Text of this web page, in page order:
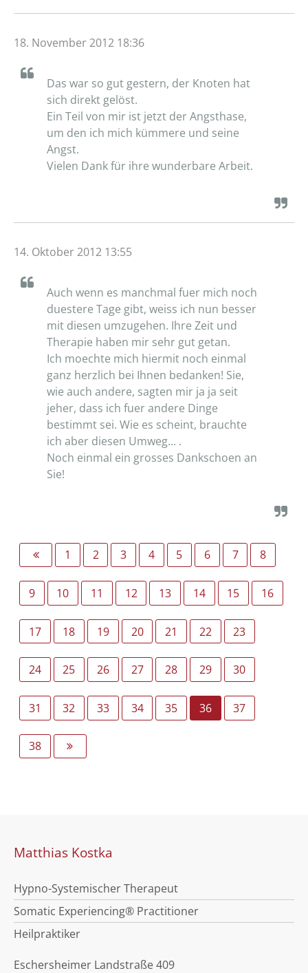
18. November 2012 18:36
Das war so gut gestern, der Knoten hat
sich direkt gelöst.
Ein Teil von mir ist jetzt der Angsthase,
um den ich mich kümmere und seine
Angst.
Vielen Dank für ihre wunderbare Arbeit.
14. Oktober 2012 13:55
Auch wenn es manchmal fuer mich noch
duestere Tage gibt, weiss ich nun besser
mit diesen umzugehen. Ihre Zeit und
Therapie haben mir sehr gut getan.
Ich moechte mich hiermit noch einmal
ganz herzlich bei Ihnen bedanken! Sie,
wie auch andere, sagten mir ja ja seit
jeher, dass ich fuer andere Dinge
bestimmt sei. Wie es scheint, brauchte
ich aber diesen Umweg... .
Noch einmal ein grosses Dankschoen an
Sie!
1 2 3 4 5 6 7 8
9 10 11 12 13 14 15 16
17 18 19 20 21 22 23
24 25 26 27 28 29 30
31 32 33 34 35 36 37
38
Matthias Kostka
Hypno-Systemischer Therapeut
Somatic Experiencing® Practitioner
Heilpraktiker
Eschersheimer Landstraße 409